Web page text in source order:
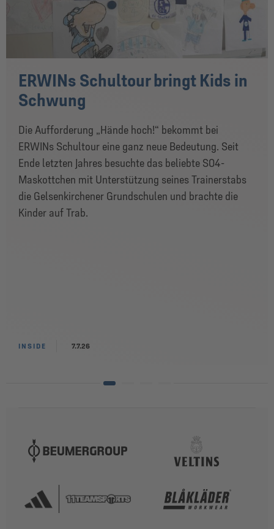
ERWINs Schultour bringt Kids in
Schwung
Die Aufforderung „Hände hoch!“ bekommt bei
ERWINs Schultour eine ganz neue Bedeutung. Seit
Ende letzten Jahres besuchte das beliebte S04-
Maskottchen mit Unterstützung seines Trainerstabs
die Gelsenkirchener Grundschulen und brachte die
Kinder auf Trab.
INSIDE 7.7.26